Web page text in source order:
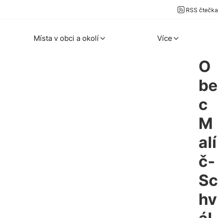
RSS čtečka
Místa v obci a okolí Více
O
be
c
M
alí
č-
Sc
hv